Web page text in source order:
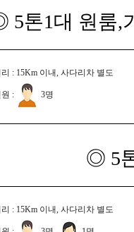
5톤1대 원룸,
: 15Km 이내, 사다리차 별도
: 3명
◎ 5
: 15Km 이내, 사다리차 별도